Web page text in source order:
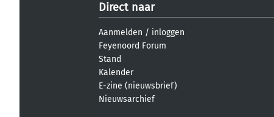
Direct naar
Aanmelden / inloggen
Feyenoord Forum
Stand
Kalender
E-zine (nieuwsbrief)
Nieuwsarchief